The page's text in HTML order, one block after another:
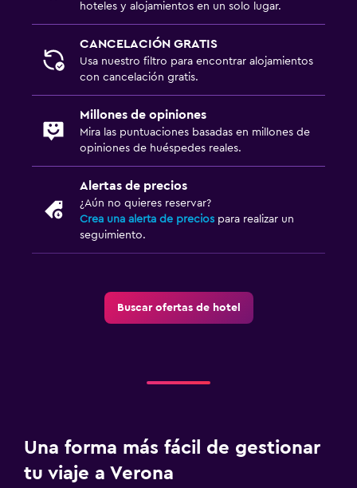
Armario o clóset
Fax/fotocopiadora
Escritorio
Bicicletas
Cuna/cama nido disponibles
hoteles y alojamientos en un solo lugar.
CANCELACIÓN GRATIS
Usa nuestro filtro para encontrar alojamientos
con cancelación gratis.
Millones de opiniones
Mira las puntuaciones basadas en millones de
opiniones de huéspedes reales.
Alertas de precios
¿Aún no quieres reservar?
Crea una alerta de precios para realizar un
seguimiento.
Buscar ofertas de hotel
Una forma más fácil de gestionar
tu viaje a Verona